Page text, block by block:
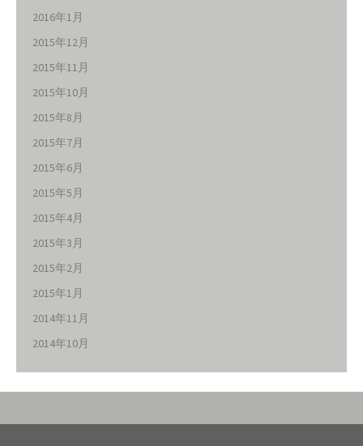
2016年1月
2015年12月
2015年11月
2015年10月
2015年8月
2015年7月
2015年6月
2015年5月
2015年4月
2015年3月
2015年2月
2015年1月
2014年11月
2014年10月